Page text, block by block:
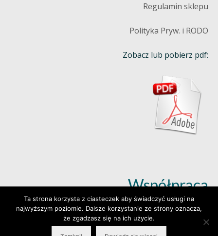
Regulamin sklepu
Polityka Pryw. i RODO
Zobacz lub pobierz pdf:
Współpraca
Dowiedz się więcej (klik)
Ta strona korzysta z ciasteczek aby świadczyć usługi na
najwyższym poziomie. Dalsze korzystanie ze strony oznacza,
że zgadzasz się na ich użycie.